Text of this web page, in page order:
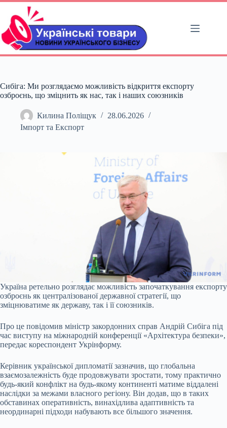
Перейти
вмісту
Сибіга: Ми розглядаємо можливість відкриття експорту
озброєнь, що зміцнить як нас, так і наших союзників
Килина Поліщук
28.06.2026
Імпорт та Експорт
Україна ретельно розглядає можливість започаткування експорту
озброєнь як централізованої державної стратегії, що
зміцнюватиме як державу, так і її союзників.
Про це повідомив міністр закордонних справ Андрій Сибіга під
час виступу на міжнародній конференції «Архітектура безпеки»,
передає кореспондент Укрінформу.
Керівник української дипломатії зазначив, що глобальна
взаємозалежність буде продовжувати зростати, тому практично
будь-який конфлікт на будь-якому континенті матиме віддалені
наслідки за межами власного регіону. Він додав, що в таких
обставинах оперативність, винахідлива адаптивність та
неординарні підходи набувають все більшого значення.